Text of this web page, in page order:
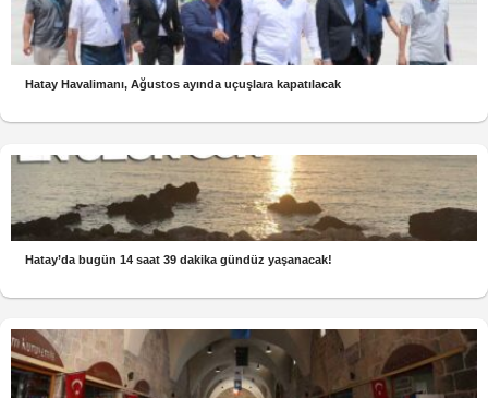
Hatay Havalimanı, Ağustos ayında uçuşlara kapatılacak
Hatay’da bugün 14 saat 39 dakika gündüz yaşanacak!